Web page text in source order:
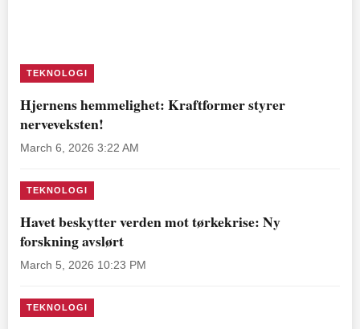
TEKNOLOGI
Hjernens hemmelighet: Kraftformer styrer
nerveveksten!
March 6, 2026 3:22 AM
TEKNOLOGI
Havet beskytter verden mot tørkekrise: Ny
forskning avslørt
March 5, 2026 10:23 PM
TEKNOLOGI